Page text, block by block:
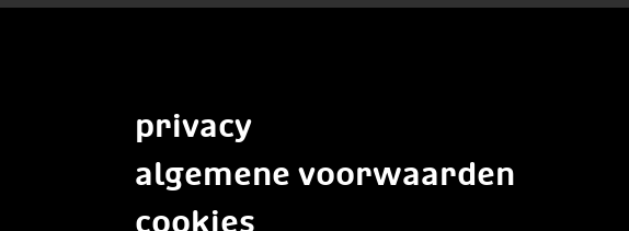
privacy
algemene voorwaarden
cookies